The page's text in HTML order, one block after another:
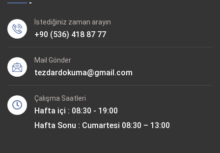
İstediğiniz zaman arayın
+90 (536) 418 87 77
Mail Gönder
tezdardokuma@gmail.com
Çalışma Saatleri
Hafta içi : 08:30 - 19:00
Hafta Sonu : Cumartesi 08:30 – 13:00